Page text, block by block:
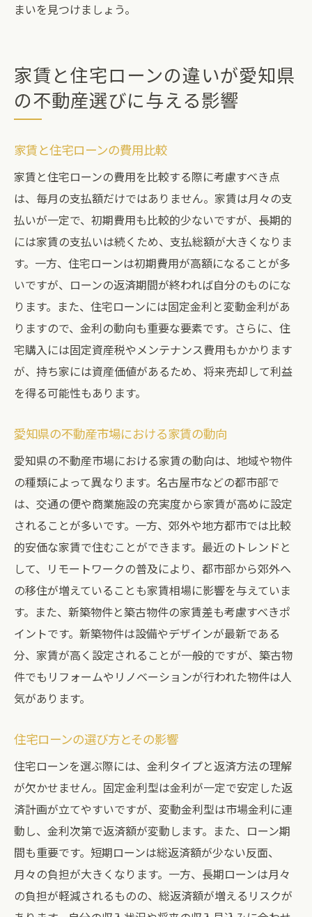
まいを見つけましょう。
家賃と住宅ローンの違いが愛知県
の不動産選びに与える影響
家賃と住宅ローンの費用比較
家賃と住宅ローンの費用を比較する際に考慮すべき点
は、毎月の支払額だけではありません。家賃は月々の支
払いが一定で、初期費用も比較的少ないですが、長期的
には家賃の支払いは続くため、支払総額が大きくなりま
す。一方、住宅ローンは初期費用が高額になることが多
いですが、ローンの返済期間が終われば自分のものにな
ります。また、住宅ローンには固定金利と変動金利があ
りますので、金利の動向も重要な要素です。さらに、住
宅購入には固定資産税やメンテナンス費用もかかります
が、持ち家には資産価値があるため、将来売却して利益
を得る可能性もあります。
愛知県の不動産市場における家賃の動向
愛知県の不動産市場における家賃の動向は、地域や物件
の種類によって異なります。名古屋市などの都市部で
は、交通の便や商業施設の充実度から家賃が高めに設定
されることが多いです。一方、郊外や地方都市では比較
的安価な家賃で住むことができます。最近のトレンドと
して、リモートワークの普及により、都市部から郊外へ
の移住が増えていることも家賃相場に影響を与えていま
す。また、新築物件と築古物件の家賃差も考慮すべきポ
イントです。新築物件は設備やデザインが最新である
分、家賃が高く設定されることが一般的ですが、築古物
件でもリフォームやリノベーションが行われた物件は人
気があります。
住宅ローンの選び方とその影響
住宅ローンを選ぶ際には、金利タイプと返済方法の理解
が欠かせません。固定金利型は金利が一定で安定した返
済計画が立てやすいですが、変動金利型は市場金利に連
動し、金利次第で返済額が変動します。また、ローン期
間も重要です。短期ローンは総返済額が少ない反面、
月々の負担が大きくなります。一方、長期ローンは月々
の負担が軽減されるものの、総返済額が増えるリスクが